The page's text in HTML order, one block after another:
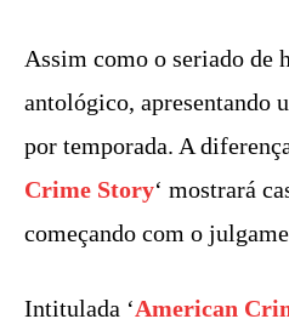
Assim como o seriado de
antológico, apresentando
por temporada. A
Crime Story‘ mostrará
começando com o
Intitulada ‘American